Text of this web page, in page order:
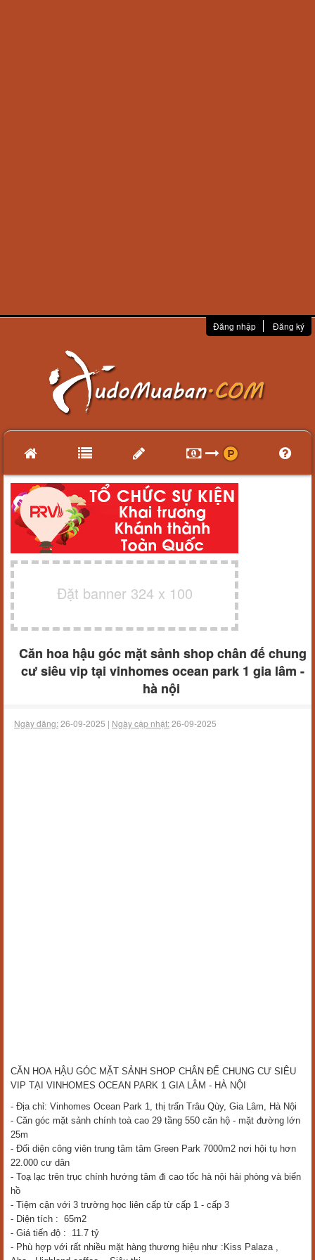
Đăng nhập Đăng ký
Đặt banner 324 x 100
Căn hoa hậu góc mặt sảnh shop chân đế chung
cư siêu vip tại vinhomes ocean park 1 gia lâm -
hà nội
Ngày đăng:26-09-2025 | Ngày cập nhật:26-09-2025
CĂN HOA HẬU GÓC MẶT SẢNH SHOP CHÂN ĐẾ CHUNG CƯ SIÊU
VIP TẠI VINHOMES OCEAN PARK 1 GIA LÂM - HÀ NỘI
- Địa chỉ: Vinhomes Ocean Park 1, thị trấn Trâu Qùy, Gia Lâm, Hà Nội
- Căn góc mặt sảnh chính toà cao 29 tầng 550 căn hộ - mặt đường lớn
25m
- Đối diện công viên trung tâm tâm Green Park 7000m2 nơi hội tụ hơn
22.000 cư dân
- Toạ lạc trên trục chính hướng tâm đi cao tốc hà nội hải phòng và biển
hồ
- Tiệm cận với 3 trường học liên cấp từ cấp 1 - cấp 3
- Diện tích : 65m2
- Giá tiến độ : 11.7 tỷ
- Phù hợp với rất nhiều mặt hàng thương hiệu như :Kiss Palaza ,